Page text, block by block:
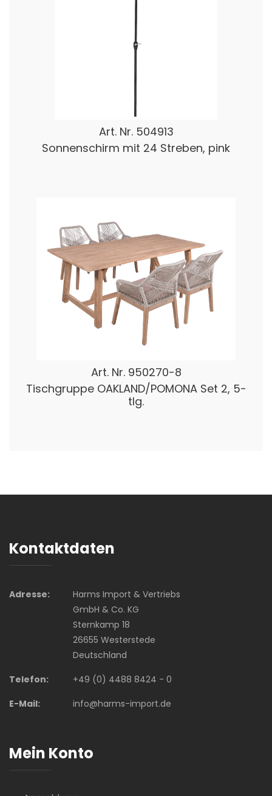
Art. Nr. 504913
Sonnenschirm mit 24 Streben, pink
Art. Nr. 950270-8
Tischgruppe OAKLAND/POMONA Set 2, 5-
tlg.
Kontaktdaten
Adresse:
Harms Import & Vertriebs
GmbH & Co. KG
Sternkamp 18
26655 Westerstede
Deutschland
Telefon:
+49 (0) 4488 8424 - 0
E-Mail:
info@harms-import.de
Mein Konto